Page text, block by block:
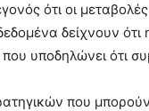
ότι οι
δείχνουν
υποδηλώνει ότι
που